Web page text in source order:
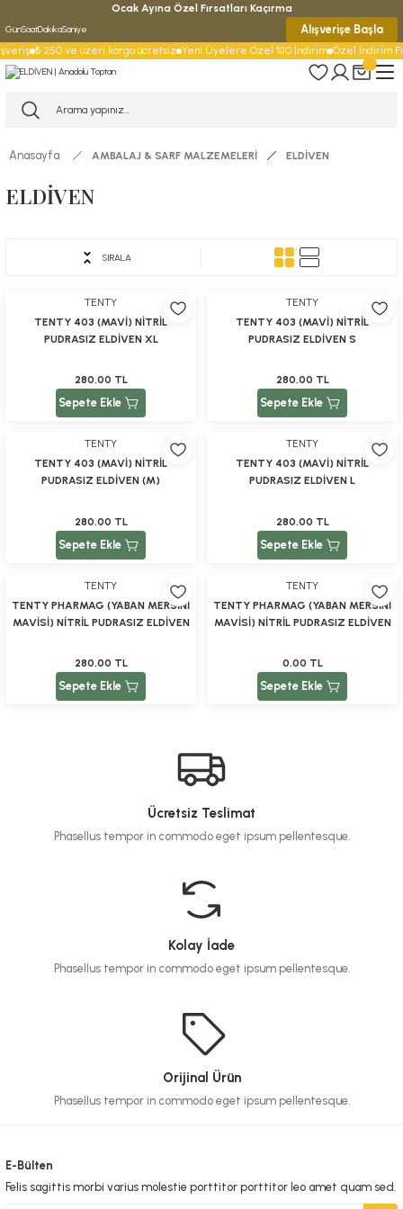
Ocak Ayına Özel Fırsatları Kaçırma
GünSaatDakikaSaniye Alışverişe Başla
₺ 250 ve üzeri kargo ücretsiz Yeni Üyelere Özel %10 İndirim Özel İndirim
Anasayfa AMBALAJ & SARF MALZEMELERİ ELDİVEN
ELDİVEN
SIRALA
TENTY
TENTY 403 (MAVİ) NİTRİL
PUDRASIZ ELDİVEN XL
280,00 TL
Sepete Ekle
TENTY
TENTY 403 (MAVİ) NİTRİL
PUDRASIZ ELDİVEN S
280,00 TL
Sepete Ekle
TENTY
TENTY 403 (MAVİ) NİTRİL
PUDRASIZ ELDİVEN (M)
280,00 TL
Sepete Ekle
TENTY
TENTY 403 (MAVİ) NİTRİL
PUDRASIZ ELDİVEN L
280,00 TL
Sepete Ekle
TENTY
TENTY PHARMAG (YABAN MERSİNİ
MAVİSİ) NİTRİL PUDRASIZ ELDİVEN
280,00 TL
Sepete Ekle
TENTY
TENTY PHARMAG (YABAN MERSİNİ
MAVİSİ) NİTRİL PUDRASIZ ELDİVEN
0,00 TL
Sepete Ekle
Ücretsiz Teslimat
Phasellus tempor in commodo eget ipsum pellentesque.
Kolay İade
Phasellus tempor in commodo eget ipsum pellentesque.
Orijinal Ürün
Phasellus tempor in commodo eget ipsum pellentesque.
E-Bülten
Felis sagittis morbi varius molestie porttitor porttitor leo amet quam sed.